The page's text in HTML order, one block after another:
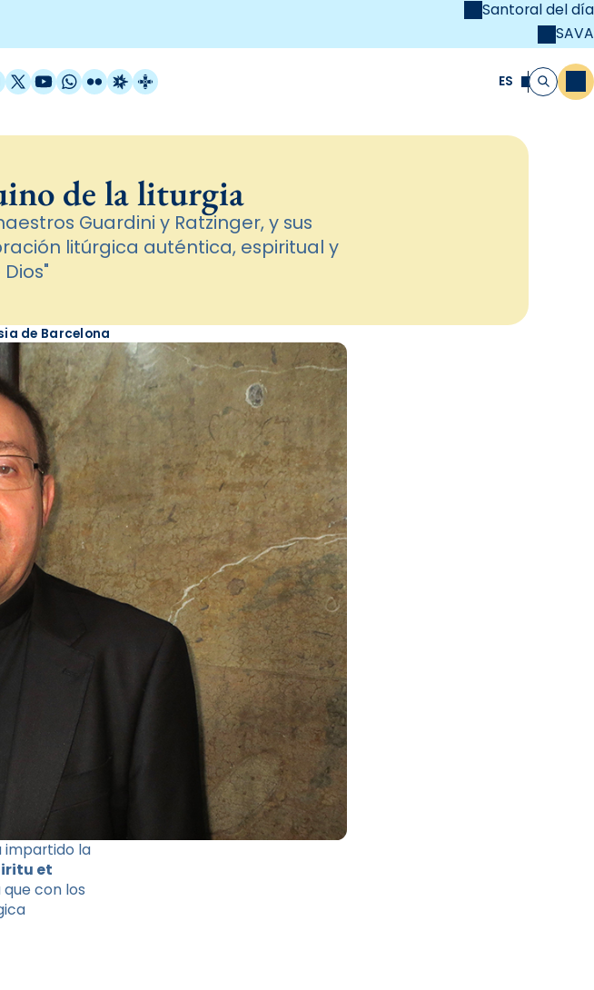
Santoral del día
SAVA
X / Twitter
YouTube
WhatsApp
FlickrRadio Estel
Catalunya Cristiana ES Buscar
de la liturgia
Guardini y Ratzinger, y sus
litúrgica auténtica, espiritual y
de Barcelona
impartido la
et
que con los